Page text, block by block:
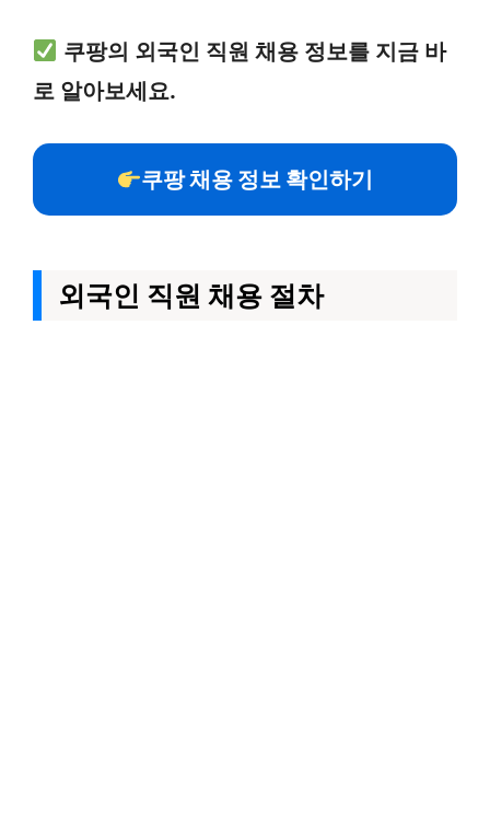
쿠팡의 외국인 직원 채용 정보를 지금 바
로 알아보세요.
쿠팡 채용 정보 확인하기
외국인 직원 채용 절차